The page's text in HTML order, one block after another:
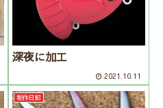
深夜に加工
2021.10.11
制作日記